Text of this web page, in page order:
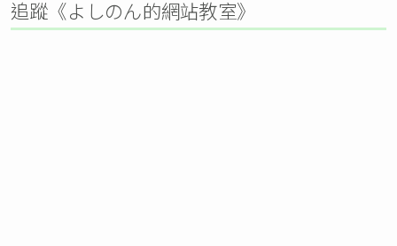
追蹤《よしのん的網站教室》